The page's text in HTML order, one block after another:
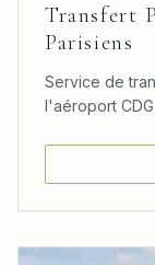
Transfert
Parisiens
Service de
l'aéroport